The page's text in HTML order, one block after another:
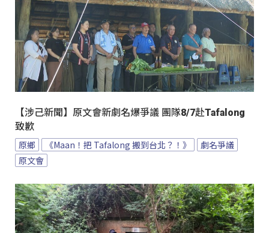
【涉己新聞】原文會新劇名爆爭議 團隊8/7赴Tafalong
致歉
原鄉 《Maan！把 Tafalong 搬到台北？！》
劇名爭議
原文會